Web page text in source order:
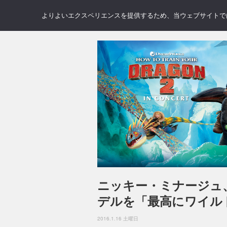
NEWS REVIEWS
ニッキー・ミナージ
デルを「最高にワイル
2016.1.16 土曜日
よりよいエクスペリエンスを提供するため、当ウェブサイト